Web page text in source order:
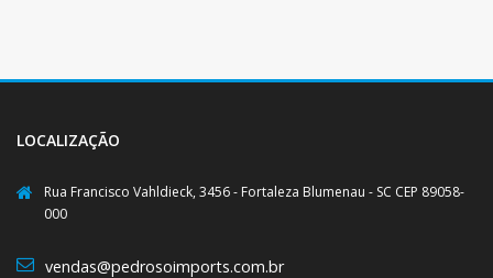
LOCALIZAÇÃO
Rua Francisco Vahldieck, 3456 - Fortaleza Blumenau - SC CEP 89058-
000
vendas@pedrosoimports.com.br